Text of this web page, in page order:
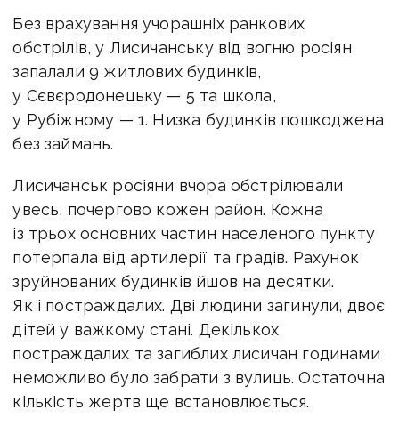
Без врахування учорашніх ранкових
обстрілів, у Лисичанську від вогню росіян
запалали 9 житлових будинків,
у Сєвєродонецьку — 5 та школа,
у Рубіжному — 1. Низка будинків пошкоджена
без займань.
Лисичанськ росіяни вчора обстрілювали
увесь, почергово кожен район. Кожна
із трьох основних частин населеного пункту
потерпала від артилерії та градів. Рахунок
зруйнованих будинків йшов на десятки.
Як і постраждалих. Дві людини загинули, двоє
дітей у важкому стані. Декількох
постраждалих та загиблих лисичан годинами
неможливо було забрати з вулиць. Остаточна
кількість жертв ще встановлюється.